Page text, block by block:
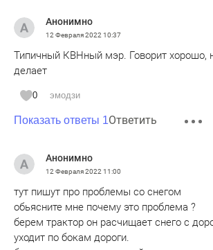
Анонимно
12 Февраля 2022 10:37
Типичный КВНный мэр. Говорит хорошо,
делает
0 эмодзи
Показать ответы 1Ответить
Анонимно
12 Февраля 2022 11:00
тут пишут про проблемы со снегом
обьясните мне почему это проблема ?
берем трактор он расчищает снего с
уходит по бокам дороги.